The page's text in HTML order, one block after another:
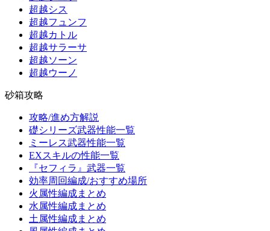
超越シス
超越フュンフ
超越カトル
超越サラーサ
超越ソーン
超越ウーノ
砂箱攻略
攻略/進め方解説
礎シリーズ武器性能一覧
ミーレス武器性能一覧
EXスキルの性能一覧
『セフィラ』武器一覧
効率周回編成/おすすめ場所
火属性編成まとめ
水属性編成まとめ
土属性編成まとめ